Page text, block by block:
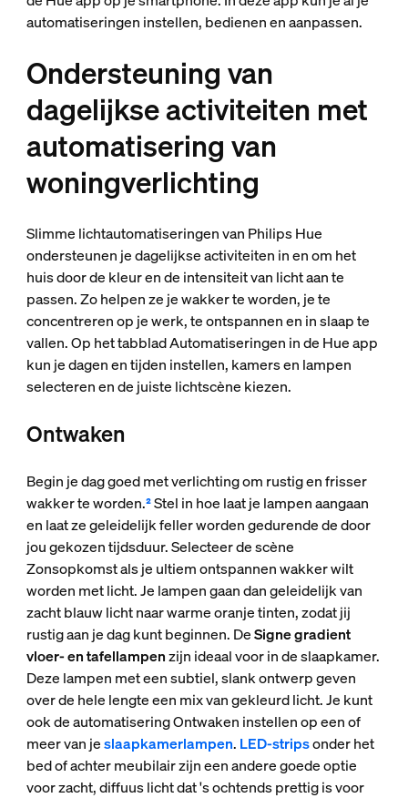
automatiseringen instellen, bedienen en aanpassen.
Ondersteuning van
dagelijkse activiteiten met
automatisering van
woningverlichting
Slimme lichtautomatiseringen van Philips Hue
ondersteunen je dagelijkse activiteiten in en om het
huis door de kleur en de intensiteit van licht aan te
passen. Zo helpen ze je wakker te worden, je te
concentreren op je werk, te ontspannen en in slaap te
vallen. Op het tabblad Automatiseringen in de Hue app
kun je dagen en tijden instellen, kamers en lampen
selecteren en de juiste lichtscène kiezen.
Ontwaken
Begin je dag goed met verlichting om rustig en frisser
wakker te worden.²Stel in hoe laat je lampen aangaan
en laat ze geleidelijk feller worden gedurende de door
jou gekozen tijdsduur. Selecteer de scène
Zonsopkomst als je ultiem ontspannen wakker wilt
worden met licht. Je lampen gaan dan geleidelijk van
zacht blauw licht naar warme oranje tinten, zodat jij
rustig aan je dag kunt beginnen. DeSigne gradient
vloer- en tafellampenzijn ideaal voor in de slaapkamer.
Deze lampen met een subtiel, slank ontwerp geven
over de hele lengte een mix van gekleurd licht. Je kunt
ook de automatisering Ontwaken instellen op een of
meer van jeslaapkamerlampen. LED-stripsonder het
bed of achter meubilair zijn een andere goede optie
voor zacht, diffuus licht dat 's ochtends prettig is voor